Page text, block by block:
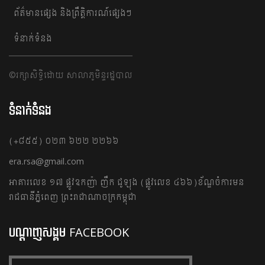
ព័ត៌មានផ្សេង និង​​ព្រឹត្តិការណ៍ផ្សេងៗ
ទំនាក់ទំនង
©រក្សាសិទ្ធិដោយ សាលាភូមិន្ទរដ្ឋបាល
ទំនាក់ទំនង
(+៨៥៥) ០២៣ ៦២២ ២២៦៦
era.rsa@gmail.com
អាគារលេខ​ ១៧ ផ្លូវ​ឧកញ៉ា​ ញឹក​ ជូឡុង ​(ផ្លូវលេខ ៤៦៦)​ ខ័ណ្ឌ​ចំការមន
រាជធានី​ភ្នំពេញ​ ​ ព្រះរាជាណាចក្រ​កម្ពុជា
បណ្តាញសង្គម FACEBOOK